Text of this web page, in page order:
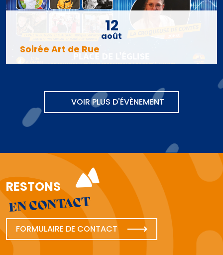
12
août
Soirée Art de Rue
VOIR PLUS D'ÉVÈNEMENT
RESTONS
EN CONTACT
FORMULAIRE DE CONTACT